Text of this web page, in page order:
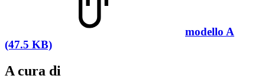
modello A
(47.5 KB)
A cura di